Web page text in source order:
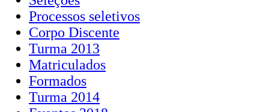
Processos seletivos
Corpo Discente
Turma 2013
Matriculados
Formados
Turma 2014